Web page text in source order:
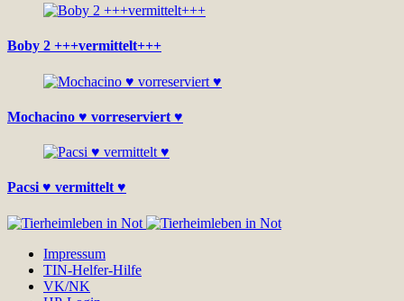
Boby 2 +++vermittelt+++
Mochacino ♥ vorreserviert ♥
Pacsi ♥ vermittelt ♥
Impressum
TIN-Helfer-Hilfe
VK/NK